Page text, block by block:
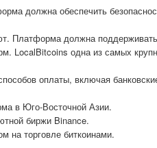
должна обеспечить
Платформа должна
LocalBitcoins одна из самых
оплаты, включая
в Юго-Восточной Азии.
биржи Binance.
на торговле биткоинами.